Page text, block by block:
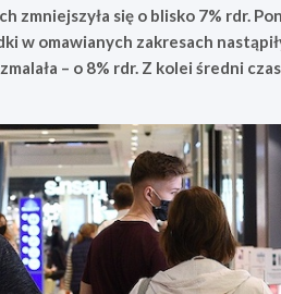
się o blisko 7% rdr.
w omawianych zakresach
– o 8% rdr. Z kolei średni